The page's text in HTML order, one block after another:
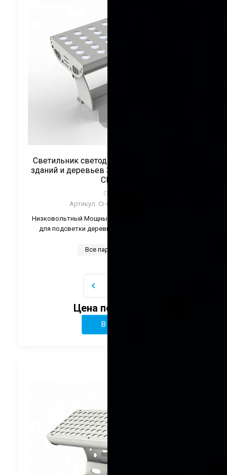
Светильник светодиодный для подсветки
зданий и деревьев 30Вт 24V Монохром ТМ
CRANE
CRANE
Артикул: Cr-CTL-TWZ30-Color
Низковольтный Мощный регулируемый светильник
для подсветки деревьев, зданий и памятников.
Все параметры
Цена по запросу
В корзину